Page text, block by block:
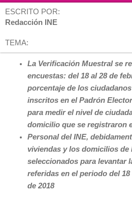
ESCRITO POR:
Redacción INE
TEMA:
La Verificación Muestral se
encuestas: del 18 al 28 de
porcentaje de los
inscritos en el Padrón
para medir el nivel de
domicilio que se registraron
Personal del INE,
viviendas y los domicilios de
seleccionados para levantar
referidas en el periodo del
de 2018